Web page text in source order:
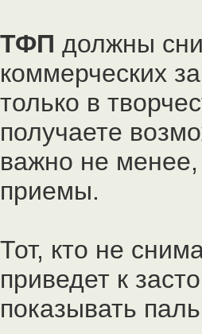
ТФП должны
коммерческих
только в
получаете
важно не
приемы.
Тот, кто не
приведет к
показывать